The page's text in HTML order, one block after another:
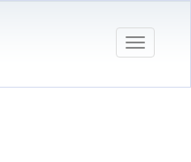
Toggle
navigation